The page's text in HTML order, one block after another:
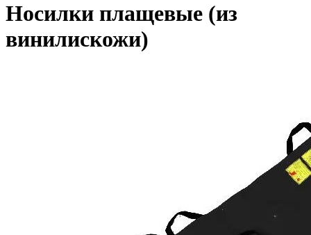
Носилки плащевые (из
винилискожи)